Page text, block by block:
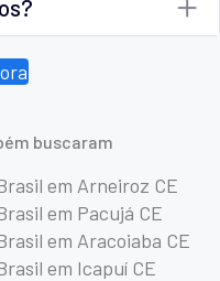
buscaram
em Arneiroz CE
em Pacujá CE
em Aracoiaba CE
em Icapuí CE